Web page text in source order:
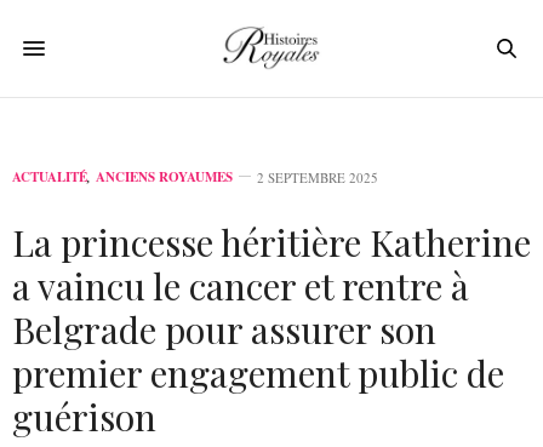
ACTUALITÉ, ANCIENS ROYAUMES 2 SEPTEMBRE 2025
La princesse héritière Katherine
a vaincu le cancer et rentre à
Belgrade pour assurer son
premier engagement public de
guérison